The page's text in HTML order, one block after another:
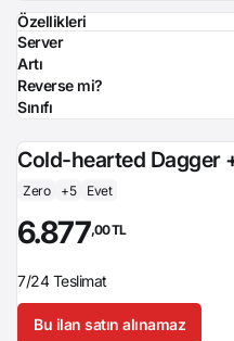
Özellikleri
Server
Artı
Reverse mi?
Sınıfı
Cold-hearted Dagger
Zero +5 Evet
6.877,00 TL
7/24 Teslimat
Bu ilan satın alınamaz